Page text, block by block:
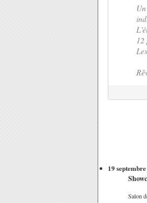
19
Salon